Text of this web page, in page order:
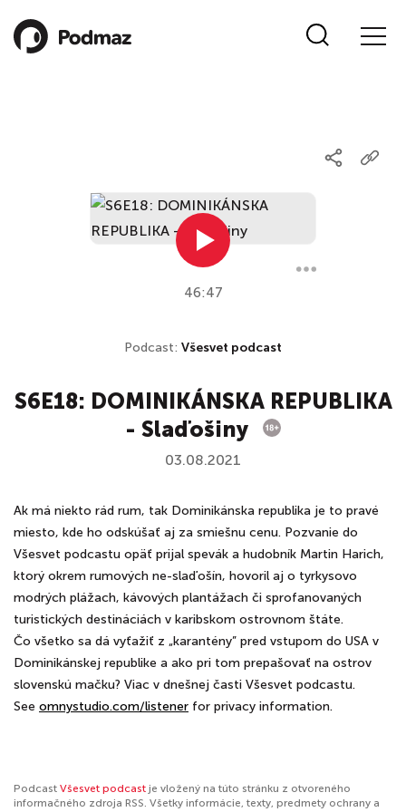
46:47
Podcast: Všesvet podcast
S6E18: DOMINIKÁNSKA REPUBLIKA
- Slaďošiny
03.08.2021
Ak má niekto rád rum, tak Dominikánska republika je to pravé
miesto, kde ho odskúšať aj za smiešnu cenu. Pozvanie do
Všesvet podcastu opäť prijal spevák a hudobník Martin Harich,
ktorý okrem rumových ne-slaďošín, hovoril aj o tyrkysovo
modrých plážach, kávových plantážach či sprofanovaných
turistických destináciách v karibskom ostrovnom štáte.
Čo všetko sa dá vyťažiť z „karantény” pred vstupom do USA v
Dominikánskej republike a ako pri tom prepašovať na ostrov
slovenskú mačku? Viac v dnešnej časti Všesvet podcastu.
See omnystudio.com/listener for privacy information.
Podcast Všesvet podcast je vložený na túto stránku z otvoreného
informačného zdroja RSS. Všetky informácie, texty, predmety ochrany a